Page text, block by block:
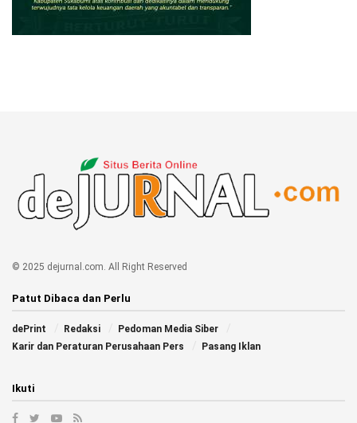
© 2025 dejurnal.com. All Right Reserved
Patut Dibaca dan Perlu
dePrint Redaksi
Pedoman Media Siber
Karir dan Peraturan Perusahaan Pers
Pasang Iklan
Ikuti